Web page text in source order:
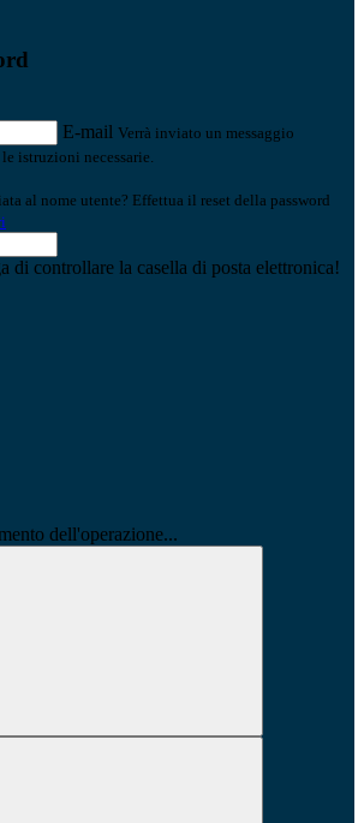
E-mail Verrà inviato un messaggio
istruzioni necessarie.
al nome utente? Effettua il reset della password
di controllare la casella di posta elettronica!
dell'operazione...